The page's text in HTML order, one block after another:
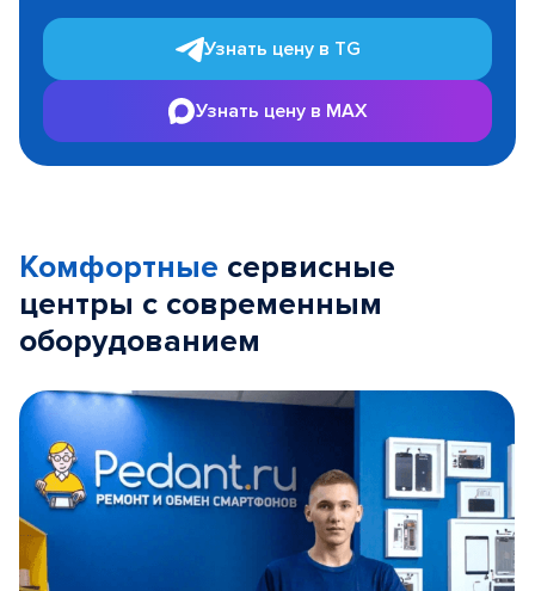
Узнать цену в TG
Узнать цену в MAX
Комфортные сервисные
центры с современным
оборудованием